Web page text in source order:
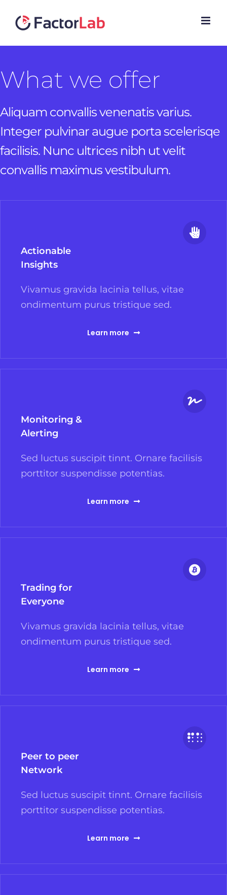
What we offer
Aliquam convallis venenatis varius.
Integer pulvinar augue porta scelerisqe
facilisis. Nunc ultrices nibh ut velit
convallis maximus vestibulum.
Actionable
Insights
Vivamus gravida lacinia tellus, vitae
ondimentum purus tristique sed.
Learn more
Monitoring &
Alerting
Sed luctus suscipit tinnt. Ornare facilisis
porttitor suspendisse potentias.
Learn more
Trading for
Everyone
Vivamus gravida lacinia tellus, vitae
ondimentum purus tristique sed.
Learn more
Peer to peer
Network
Sed luctus suscipit tinnt. Ornare facilisis
porttitor suspendisse potentias.
Learn more